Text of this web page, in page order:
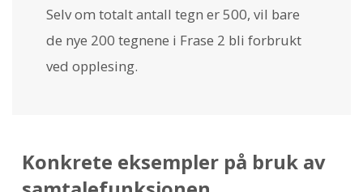
Selv om totalt antall tegn er 500, vil bare
de nye 200 tegnene i Frase 2 bli forbrukt
ved opplesing.
Konkrete eksempler på bruk av